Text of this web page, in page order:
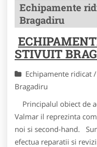
Echipamente
Bragadiru
STIVUIT
Echipamente ridicat
Bragadiru
Principalul obiect de
Valmar il reprezinta
noi si second-hand.
efectua reparatii si